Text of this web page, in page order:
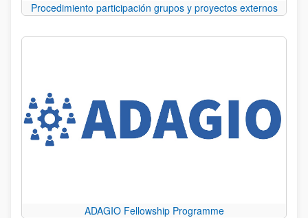
Procedimiento participación grupos y proyectos externos
ADAGIO Fellowship Programme